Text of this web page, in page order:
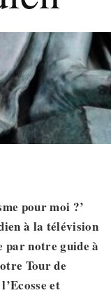
pour moi ?’
à la télévision
par notre guide à
Tour de
et